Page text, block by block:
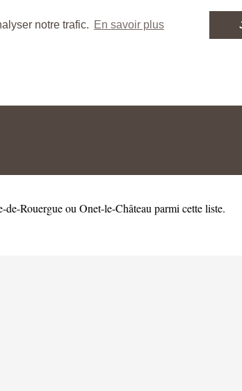
notre trafic. En savoir plus
de-Rouergueou Onet-le-Château parmi cette liste.